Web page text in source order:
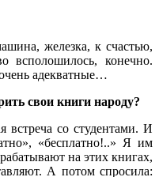
железка, к счастью,
всполошилось, конечно.
адекватные…
свои книги народу?
встреча со студентами. И
«бесплатно!..» Я им
на этих книгах,
А потом спросила: